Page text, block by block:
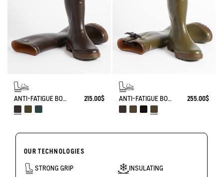
ANTI-FATIGUE BOOT PARCOURS 2.0 215.00$ ANTI-FATIGUE BOOT PARCOURS 2.0 ADJUSTABLE 255.00$
OUR TECHNOLOGIES
STRONG GRIP INSULATING